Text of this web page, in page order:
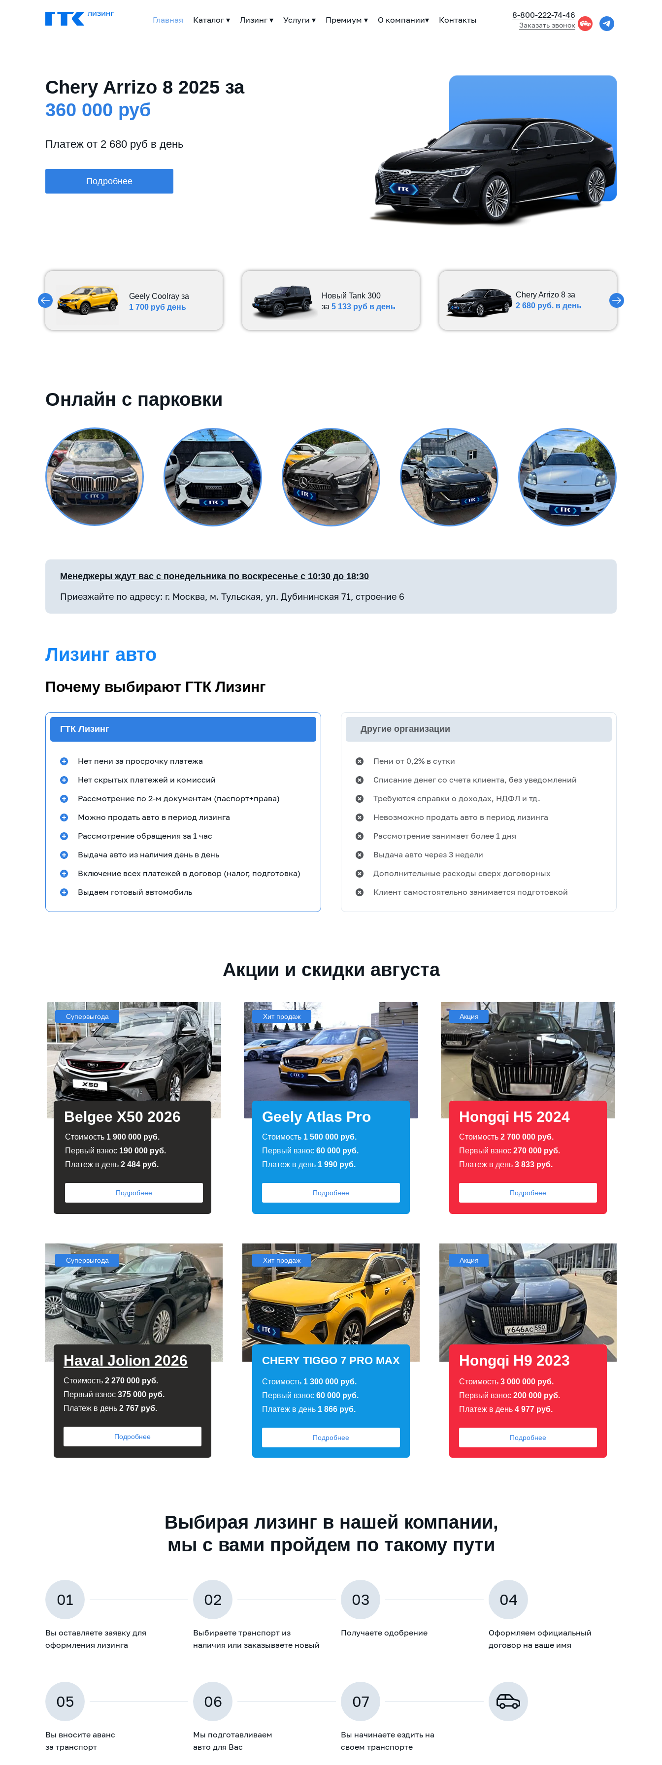
Главная Каталог ▾ Лизинг ▾ Услуги ▾ Премиум ▾ О компании▾ Контакты 8-800-222-74-46
Заказать звонок
Chery Arrizo 8 2025 за
360 000 руб
Подробнее
Платеж от 2 680 руб в день
Новый Tank 300
за 5 133 руб в день
Geely Coolray за
1 700 руб день
Chery Arrizo 8 за
2 680 руб. в день
500 руб/
день
Mercedes-Benz
E-Класс 200
от5 616 руб. в день
Haval F7
от3 543 руб в день
Онлайн с парковки
Приезжайте по адресу: г. Москва, м. Тульская, ул. Дубининская 71, строение 6
Менеджеры ждут вас с понедельника по воскресенье с 10:30 до 18:30
Лизинг авто
Почему выбирают ГТК Лизинг
ГТК Лизинг
Нет пени за просрочку платежа
Нет скрытых платежей и комиссий
Рассмотрение по 2-м документам (паспорт+права)
Можно продать авто в период лизинга
Рассмотрение обращения за 1 час
Выдача авто из наличия день в день
Включение всех платежей в договор (налог, подготовка)
Выдаем готовый автомобиль
Другие организации
Списание денег со счета клиента, без уведомлений
Пени от 0,2% в сутки
Требуются справки о доходах, НДФЛ и тд.
Невозможно продать авто в период лизинга
Рассмотрение занимает более 1 дня
Выдача авто через 3 недели
Дополнительные расходы сверх договорных
Клиент самостоятельно занимается подготовкой
Акции и скидки августа
Акция
Хит продаж
Супервыгода
Belgee X50 2026
Cтоимость 1 900 000 руб.
Подробнее
Первый взнос 190 000 руб.
Платеж в день 2 484 руб.
Geely Atlas Pro
Стоимость 1 500 000 руб.
Подробнее
Первый взнос 60 000 руб.
Платеж в день 1 990 руб.
Hongqi H5 2024
Стоимость 2 700 000 руб.
Подробнее
Первый взнос 270 000 руб.
Платеж в день 3 833 руб.
CHERY TIGGO 7 PRO MAX
Стоимость 1 300 000 руб.
Hongqi H9 2023
Haval Jolion 2026
Стоимость 3 000 000 руб.
Подробнее Подробнее
Акция
Хит продаж
Cтоимость 2 270 000 руб.
Подробнее
Супервыгода
Первый взнос 60 000 руб. Первый взнос 200 000 руб.
Первый взнос 375 000 руб.
Платеж в день 2 767 руб. Платеж в день 1 866 руб. Платеж в день 4 977 руб.
Выбирая лизинг в нашей компании,
мы с вами пройдем по такому пути
01
Вы оставляете заявку для
оформления лизинга
02
Выбираете транспорт из
наличия или заказываете новый
03
Получаете одобрение
04
Оформляем официальный
договор на ваше имя
05
Вы вносите аванс
за транспорт
06
Мы подготавливаем
авто для Вас
07
Вы начинаете ездить на
своем транспорте